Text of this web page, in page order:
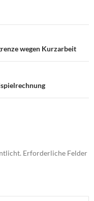
wegen Kurzarbeit
Erforderliche Felder